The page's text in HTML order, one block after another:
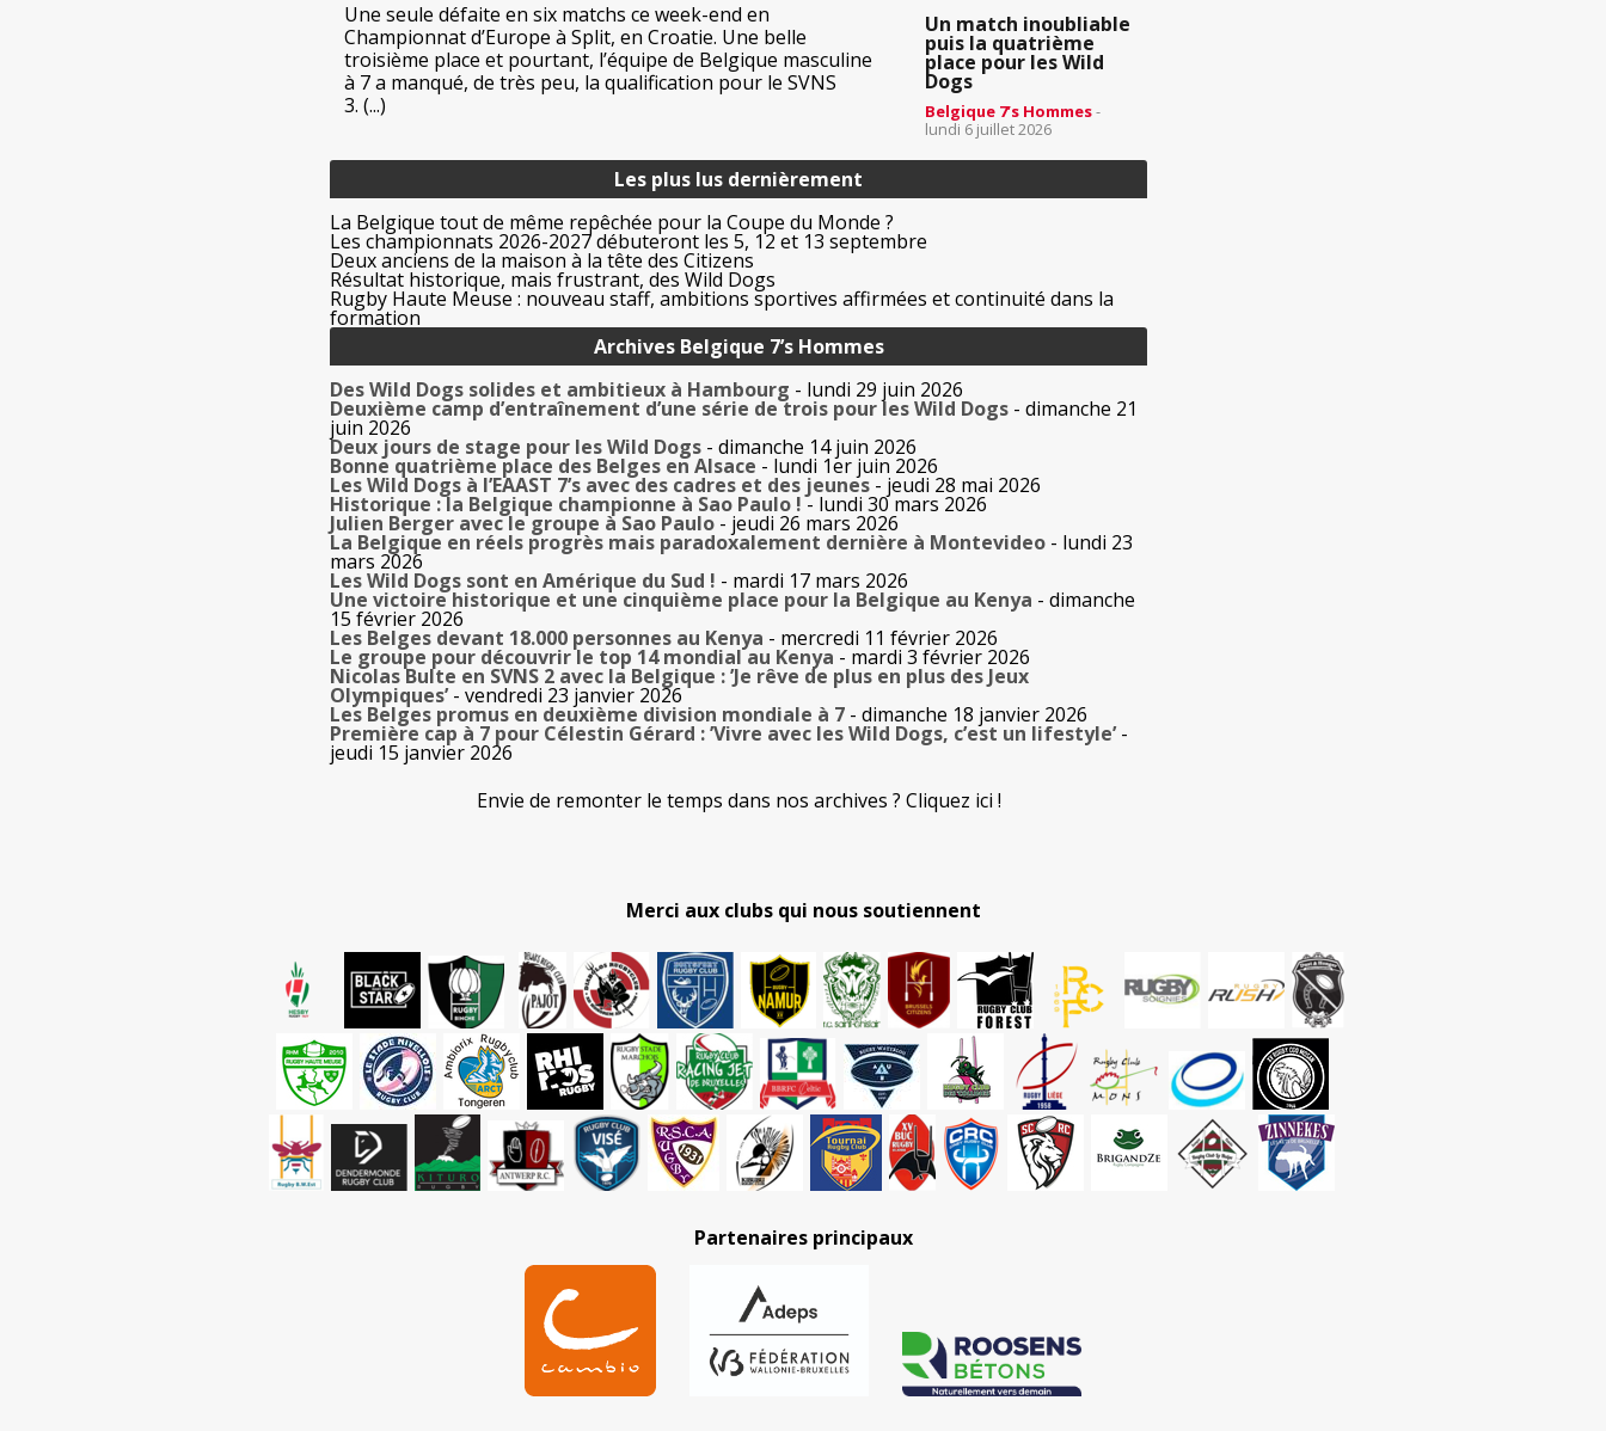
Une seule défaite en six matchs ce week-end en
Championnat d’Europe à Split, en Croatie. Une belle
troisième place et pourtant, l’équipe de Belgique masculine
à 7 a manqué, de très peu, la qualification pour le SVNS
3. (...)
Un match inoubliable
puis la quatrième
place pour les Wild
Dogs
Belgique 7’s Hommes-
lundi 6 juillet 2026
Les plus lus dernièrement
La Belgique tout de même repêchée pour la Coupe du Monde ?
Les championnats 2026-2027 débuteront les 5, 12 et 13 septembre
Deux anciens de la maison à la tête des Citizens
Résultat historique, mais frustrant, des Wild Dogs
Rugby Haute Meuse : nouveau staff, ambitions sportives affirmées et continuité dans la
formation
Archives Belgique 7’s Hommes
Des Wild Dogs solides et ambitieux à Hambourg - lundi 29 juin 2026
Deuxième camp d’entraînement d’une série de trois pour les Wild Dogs - dimanche 21
juin 2026
Deux jours de stage pour les Wild Dogs - dimanche 14 juin 2026
Bonne quatrième place des Belges en Alsace - lundi 1er juin 2026
Les Wild Dogs à l’EAAST 7’s avec des cadres et des jeunes - jeudi 28 mai 2026
Historique : la Belgique championne à Sao Paulo !- lundi 30 mars 2026
Julien Berger avec le groupe à Sao Paulo - jeudi 26 mars 2026
La Belgique en réels progrès mais paradoxalement dernière à Montevideo - lundi 23
mars 2026
Les Wild Dogs sont en Amérique du Sud ! - mardi 17 mars 2026
Une victoire historique et une cinquième place pour la Belgique au Kenya - dimanche
15 février 2026
Les Belges devant 18.000 personnes au Kenya - mercredi 11 février 2026
Le groupe pour découvrir le top 14 mondial au Kenya - mardi 3 février 2026
Nicolas Bulte en SVNS 2 avec la Belgique : ’Je rêve de plus en plus des Jeux
Olympiques’- vendredi 23 janvier 2026
Les Belges promus en deuxième division mondiale à 7 - dimanche 18 janvier 2026
Première cap à 7 pour Célestin Gérard : ’Vivre avec les Wild Dogs, c’est un lifestyle’-
jeudi 15 janvier 2026
Envie de remonter le temps dans nos archives ? Cliquez ici !
Merci aux clubs qui nous soutiennent
Partenaires principaux